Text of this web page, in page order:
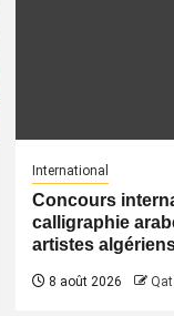
International
Concours
calligraphie
artistes
8 août 2026